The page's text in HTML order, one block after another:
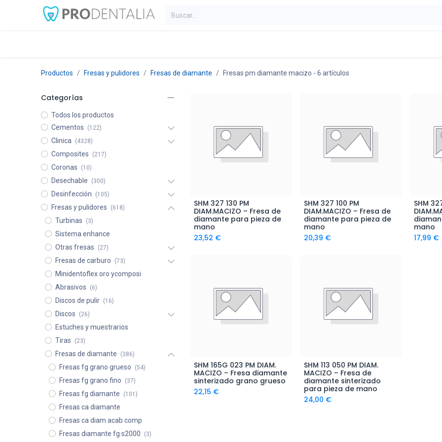
Productos Fresas y pulidores Fresas de diamante Fresas pm diamante macizo - 6 artículos
Categorías
Todos los productos
Cementos
(122)
Clinica (4328)
Composites (217)
Coronas (10)
Desechable (300)
Desinfección (105)
Fresas y pulidores (618)
Turbinas (3)
Sistema enhance
Otras fresas
(27)
Fresas de carburo (73)
Minidentoflex oro ycomposi
Abrasivos
(6)
Discos de pulir (16)
Discos (26)
Estuches y muestrarios
Tiras
(23)
Fresas de diamante (386)
Fresas fg grano grueso (54)
Fresas fg grano fino (37)
Fresas fg diamante (101)
Fresas ca diamante
Fresas ca diam acab comp
Fresas diamante fg s2000
(3)
Añadir al Carrito
SHM 327 130 PM
DIAM.MACIZO – Fresa de
diamante para pieza de
mano
23,52 €
Añadir al Carrito
SHM 327 100 PM
DIAM.MACIZO – Fresa de
diamante para pieza de
mano
20,39 €
SHM
mano
17,99 €
Añadir al Carrito
SHM 165G 023 PM DIAM.
MACIZO – Fresa diamante
sinterizado grano grueso
22,15 €
Añadir al Carrito
SHM 113 050 PM DIAM.
MACIZO – Fresa de
diamante sinterizado
para pieza de mano
24,00 €